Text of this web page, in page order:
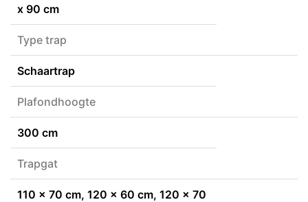
x 90 cm
Type trap
Schaartrap
Plafondhoogte
300 cm
Trapgat
110 x 70 cm, 120 x 60 cm, 120 x 70